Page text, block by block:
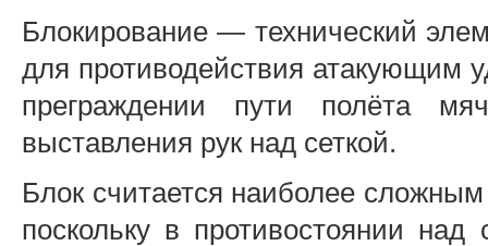
Блокирование — технический
для противодействия атакующим
преграждении пути полёта
выставления рук над сеткой.
Блок считается наиболее
поскольку в противостоянии над